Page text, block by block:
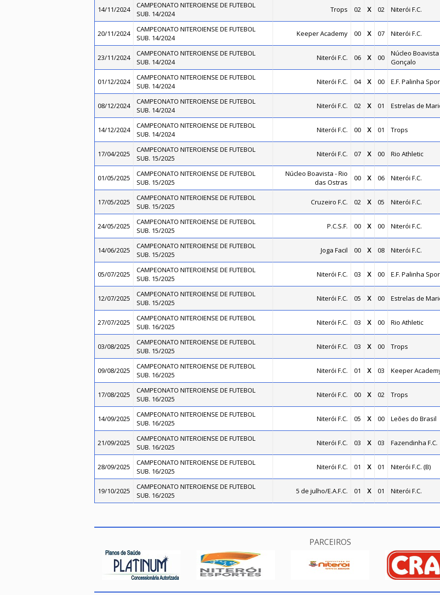
14/11/2024
CAMPEONATO NITEROIENSE DE FUTEBOL
SUB. 14/2024
Trops 02 X 02 Niterói F.C.
20/11/2024
CAMPEONATO NITEROIENSE DE FUTEBOL
SUB. 14/2024
Keeper Academy 00 X 07 Niterói F.C.
23/11/2024
CAMPEONATO NITEROIENSE DE FUTEBOL
SUB. 14/2024
Niterói F.C. 06 X 00
Núcleo Boavista
Gonçalo
01/12/2024
CAMPEONATO NITEROIENSE DE FUTEBOL
SUB. 14/2024
Niterói F.C. 04 X 00 E.F. Palinha
08/12/2024
CAMPEONATO NITEROIENSE DE FUTEBOL
SUB. 14/2024
Niterói F.C. 02 X 01 Estrelas de
14/12/2024
CAMPEONATO NITEROIENSE DE FUTEBOL
SUB. 14/2024
Niterói F.C. 00 X 01 Trops
17/04/2025
CAMPEONATO NITEROIENSE DE FUTEBOL
SUB. 15/2025
Niterói F.C. 07 X 00 Rio Athletic
01/05/2025
CAMPEONATO NITEROIENSE DE FUTEBOL
SUB. 15/2025
Núcleo Boavista - Rio
das Ostras
00 X 06 Niterói F.C.
17/05/2025
CAMPEONATO NITEROIENSE DE FUTEBOL
SUB. 15/2025
Cruzeiro F.C. 02 X 05 Niterói F.C.
24/05/2025
CAMPEONATO NITEROIENSE DE FUTEBOL
SUB. 15/2025
P.C.S.F. 00 X 00 Niterói F.C.
14/06/2025
CAMPEONATO NITEROIENSE DE FUTEBOL
SUB. 15/2025
Joga Facil 00 X 08 Niterói F.C.
05/07/2025
CAMPEONATO NITEROIENSE DE FUTEBOL
SUB. 15/2025
Niterói F.C. 03 X 00 E.F. Palinha
12/07/2025
CAMPEONATO NITEROIENSE DE FUTEBOL
SUB. 15/2025
Niterói F.C. 05 X 00 Estrelas de
27/07/2025
CAMPEONATO NITEROIENSE DE FUTEBOL
SUB. 16/2025
Niterói F.C. 03 X 00 Rio Athletic
03/08/2025
CAMPEONATO NITEROIENSE DE FUTEBOL
SUB. 15/2025
Niterói F.C. 03 X 00 Trops
09/08/2025
CAMPEONATO NITEROIENSE DE FUTEBOL
SUB. 16/2025
Niterói F.C. 01 X 03 Keeper
17/08/2025
CAMPEONATO NITEROIENSE DE FUTEBOL
SUB. 16/2025
Niterói F.C. 00 X 02 Trops
14/09/2025
CAMPEONATO NITEROIENSE DE FUTEBOL
SUB. 16/2025
Niterói F.C. 05 X 00 Leões do Brasil
21/09/2025
CAMPEONATO NITEROIENSE DE FUTEBOL
SUB. 16/2025
Niterói F.C. 03 X 03 Fazendinha F.C.
28/09/2025
CAMPEONATO NITEROIENSE DE FUTEBOL
SUB. 16/2025
Niterói F.C. 01 X 01 Niterói F.C. (B)
19/10/2025
CAMPEONATO NITEROIENSE DE FUTEBOL
SUB. 16/2025
5 de julho/E.A.F.C. 01 X 01 Niterói F.C.
PARCEIROS